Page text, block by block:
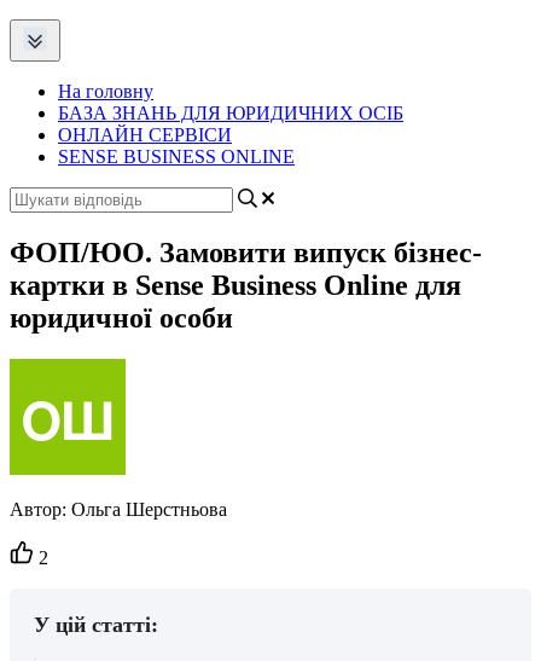
На головну
БАЗА ЗНАНЬ ДЛЯ ЮРИДИЧНИХ ОСІБ
ОНЛАЙН СЕРВІСИ
SENSE BUSINESS ONLINE
ФОП/ЮО. Замовити випуск бізнес-
картки в Sense Business Online для
юридичної особи
Автор: Ольга Шерстньова
Кількість
вподобайок:
2
У цій статті: